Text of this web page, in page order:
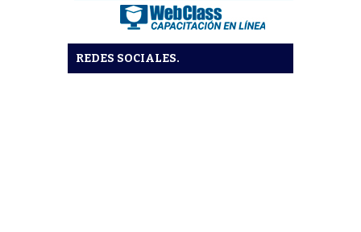
REDES SOCIALES.